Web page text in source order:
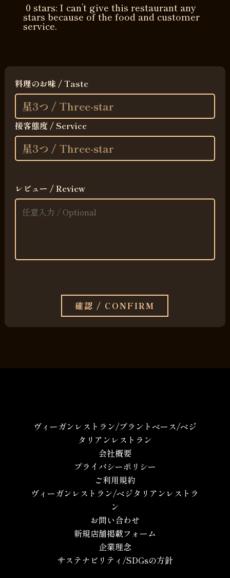
0 stars: I can’t give this restaurant any
stars because of the food and customer
service.
料理のお味 / Taste
接客態度 / Service
レビュー / Review
確認 / CONFIRM
ヴィーガンレストラン/プラントベース/ベジ
タリアンレストラン
会社概要
プライバシーポリシー
ご利用規約
ヴィーガンレストラン/ベジタリアンレストラ
ン
お問い合わせ
新規店舗掲載フォーム
企業理念
サステナビリティ/SDGsの方針